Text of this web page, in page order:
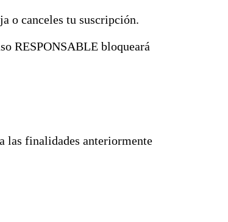
o canceles tu suscripción.
RESPONSABLE bloqueará
las finalidades anteriormente